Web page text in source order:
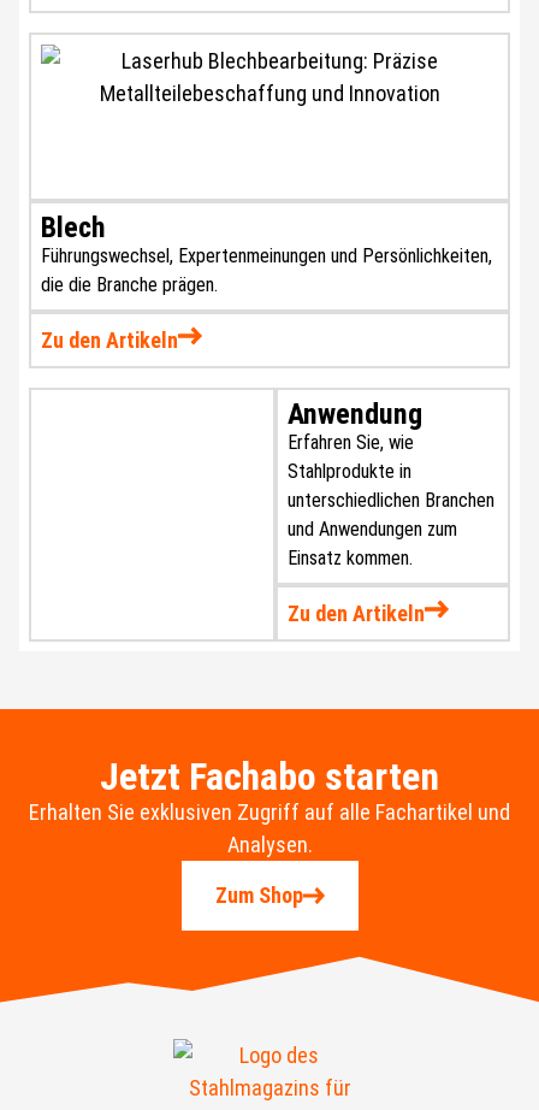
Blech
Führungswechsel, Expertenmeinungen und Persönlichkeiten,
die die Branche prägen.
Zu den Artikeln
Anwendung
Erfahren Sie, wie
Stahlprodukte in
unterschiedlichen Branchen
und Anwendungen zum
Einsatz kommen.
Zu den Artikeln
Jetzt Fachabo starten
Erhalten Sie exklusiven Zugriff auf alle Fachartikel und
Analysen.
Zum Shop